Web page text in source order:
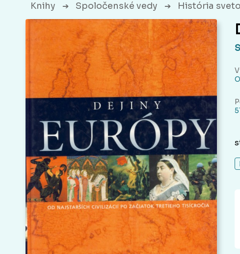
Knihy ➔ Spoločenské vedy ➔ História